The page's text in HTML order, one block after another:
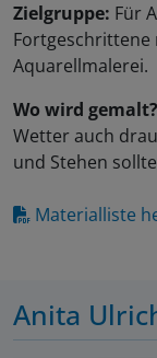
Zielgruppe: Für
Aquarellmalerei.
Wo wird gemalt?
Wetter auch
und Stehen
Materialliste
Anita